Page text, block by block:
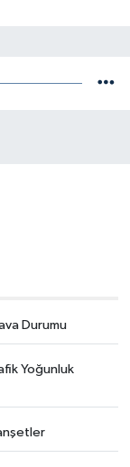
Durumu
Yoğunluk